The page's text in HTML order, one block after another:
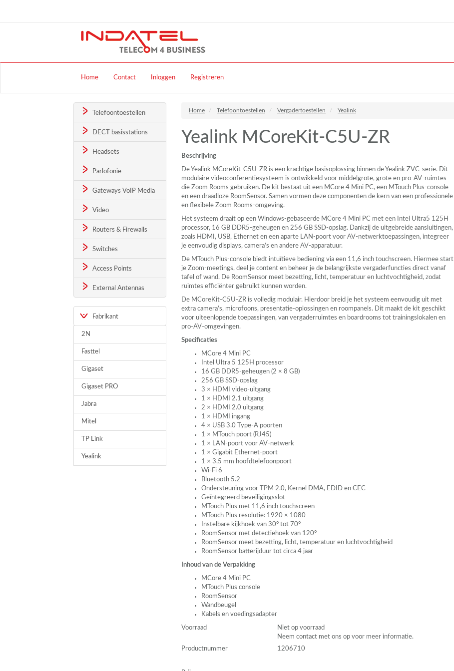
Home Contact Inloggen Registreren
Telefoontoestellen
DECT basisstations
Headsets
Parlofonie
Gateways VoIP Media
Video
Routers & Firewalls
Switches
Access Points
External Antennas
Fabrikant
2N
Fasttel
Gigaset
Gigaset PRO
Jabra
Mitel
TP Link
Yealink
Home Telefoontoestellen Vergadertoestellen Yealink
Yealink MCoreKit-C5U-ZR
Beschrijving
De Yealink MCoreKit-C5U-ZR is een krachtige basisoplossing binnen de Yealink ZVC-serie. Dit
modulaire videoconferentiesysteem is ontwikkeld voor middelgrote, grote en pro-AV-ruimtes
die Zoom Rooms gebruiken. De kit bestaat uit een MCore 4 Mini PC, een MTouch Plus-console
en een draadloze RoomSensor. Samen vormen deze componenten de kern van een professionele
en flexibele Zoom Rooms-omgeving.
Het systeem draait op een Windows-gebaseerde MCore 4 Mini PC met een Intel Ultra5 125H
processor, 16 GB DDR5-geheugen en 256 GB SSD-opslag. Dankzij de uitgebreide aansluitingen,
zoals HDMI , USB, Ethernet en een aparte LAN-poort voor AV-netwerktoepassingen, integreer
je eenvoudig displays, camera’s en andere AV-apparatuur.
De MTouch Plus-console biedt intuïtieve bediening via een 11,6 inch touchscreen. Hiermee start
je Zoom-meetings, deel je content en beheer je de belangrijkste vergaderfuncties direct vanaf
tafel of wand. De RoomSensor meet bezetting, licht, temperatuur en luchtvochtigheid, zodat
ruimtes efficiënter gebruikt kunnen worden.
De MCoreKit-C5U-ZR is volledig modulair. Hierdoor breid je het systeem eenvoudig uit met
extra camera’s, microfoons, presentatie-oplossingen en roompanels. Dit maakt de kit geschikt
voor uiteenlopende toepassingen, van vergaderruimtes en boardrooms tot trainingslokalen en
pro-AV-omgevingen.
Specificaties
MCore 4 Mini PC
Intel Ultra 5 125H processor
16 GB DDR5-geheugen (2 × 8 GB)
256 GB SSD-opslag
3 × HDMI
video-uitgang
1 × HDMI
2.1 uitgang
2 × HDMI
2.0 uitgang
1 × HDMI
ingang
4 × USB 3.0 Type-A poorten
1 × MTouch poort (RJ45)
1 × LAN-poort voor AV-netwerk
1 × Gigabit Ethernet-poort
1 × 3,5 mm hoofdtelefoonpoort
Wi-Fi 6
Bluetooth 5.2
Ondersteuning voor
TPM 2.0, Kernel DMA, EDID en CEC
Geïntegreerd beveiligingsslot
MTouch Plus met 11,6 inch touchscreen
MTouch Plus resolutie: 1920 × 1080
Instelbare kijkhoek van 30° tot 70°
RoomSensor met detectiehoek van 120°
RoomSensor meet bezetting, licht, temperatuur en luchtvochtigheid
RoomSensor batterijduur tot circa 4 jaar
Inhoud van de Verpakking
MCore 4 Mini PC
MTouch Plus console
RoomSensor
Wandbeugel
Kabels en voedingsadapter
Voorraad
Niet op voorraad
Neem contact met ons op voor meer informatie.
Productnummer
1206710